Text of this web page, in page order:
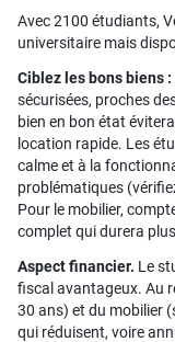
Avec 2100 étudiants,
universitaire mais
Ciblez les bons biens :
sécurisées, proches
bien en bon état
location rapide. Les
calme et à la
problématiques
Pour le mobilier,
complet qui durera
Aspect financier. Le
fiscal avantageux. Au
30 ans) et du mobilier
qui réduisent, voire